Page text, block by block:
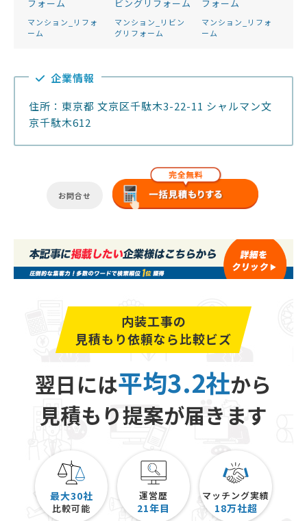
マンション_リフォ
ーム
マンション_リビン
グリフォーム
マンション_リフォ
ーム
企業情報
住所：東京都 文京区千駄木3-22-11 シャルマン文
京千駄木612
お問合せ
内装工事の
見積もり依頼なら比較ビズ
翌日には平均3.2社から
見積もり提案が届きます
最大30社
比較可能
運営歴
21年目
マッチング実績
18万社超